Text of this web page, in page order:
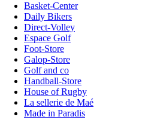
Basket-Center
Daily Bikers
Direct-Volley
Espace Golf
Foot-Store
Galop-Store
Golf and co
Handball-Store
House of Rugby
La sellerie de Maé
Made in Paradis